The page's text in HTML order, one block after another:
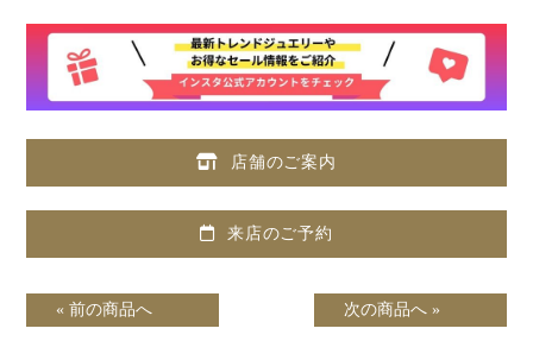
店舗のご案内
来店のご予約
« 前の商品へ 次の商品へ »